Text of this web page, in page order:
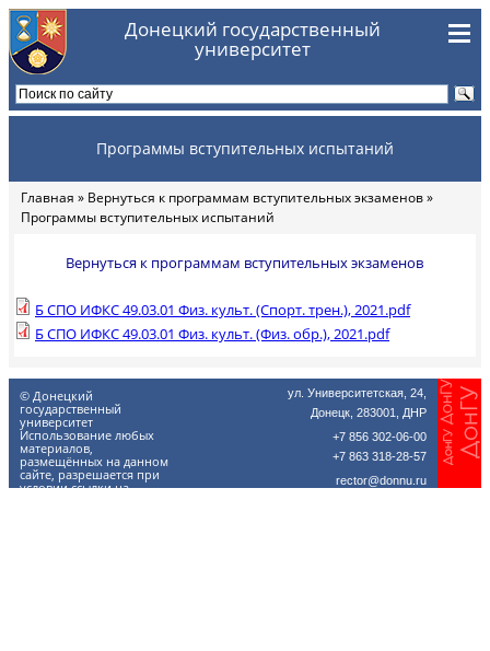
Перейти к основному содержаниюДонецкий государственный
университет
Программы вступительных испытаний
Вы здесь
Главная » Вернуться к программам вступительных экзаменов»
Программы вступительных испытаний
Вернуться к программам вступительных экзаменов
Б СПО ИФКС 49.03.01 Физ. культ. (Спорт. трен.), 2021.pdf
Б СПО ИФКС 49.03.01 Физ. культ. (Физ. обр.), 2021.pdf
ул. Университетская, 24,
Донецк, 283001, ДНР
+7 856 302-06-00
+7 863 318-28-57
rector@donnu.ru
© Донецкий
государственный
университет
Использование любых
материалов,
размещённых на данном
сайте, разрешается при
условии ссылки на